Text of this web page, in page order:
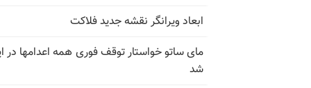
ابعاد ویرانگر نقشه جدید فلاکت
مای ساتو خواستار توقف فوری همه اعدامها در
شد